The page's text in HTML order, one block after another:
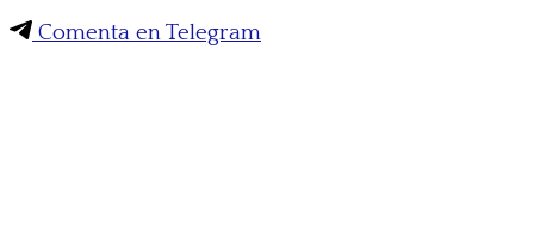
Comenta en Telegram